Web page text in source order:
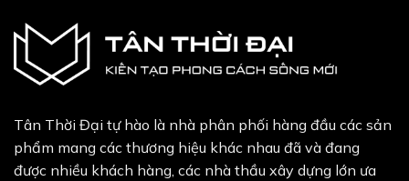
Tân Thời Đại tự hào là nhà phân phối hàng đầu các sản
phẩm mang các thương hiệu khác nhau đã và đang
được nhiều khách hàng, các nhà thầu xây dựng lớn ưa